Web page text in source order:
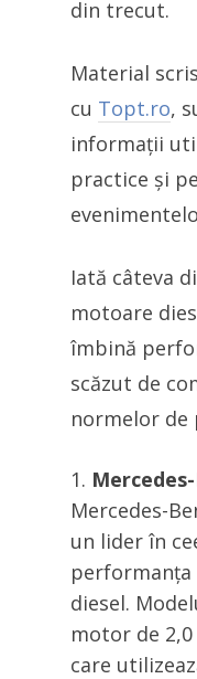
din trecut.
Material
cu Topt.ro,
informații
practice și
Iată câteva
motoare
îmbină
scăzut de
normelor de
Mercedes-
un lider în
diesel.
motor de
care